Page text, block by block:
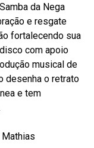
da Nega
e resgate
fortalecendo sua
com apoio
musical de
desenha o retrato
e tem